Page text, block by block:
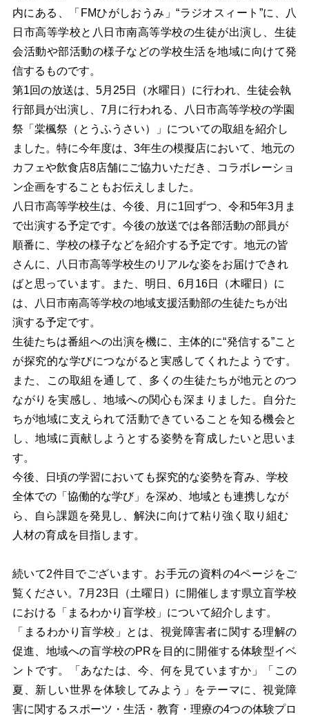
内にある、「FMひがしおうみ」“ラジオスィート”に、八
日市高等学校と八日市南高等学校の生徒が出演し、生徒
会活動や部活動の様子などの学校生活を地域に向けて発
信するものです。
第1回の放送は、5月25日（水曜日）に行われ、生徒会執
行部員が出演し、7月に行われる、八日市高等学校の学園
祭「棠楓祭（とうふうさい）」についての取組を紹介し
ました。特に今年度は、3年生の模擬店において、地元の
カフェや飲食店8店舗にご協力いただき、コラボレーショ
ン企画をすることもお伝えしました。
八日市高等学校生は、今後、月に1回ずつ、令和5年3月ま
で出演する予定です。今後の放送では各部活動の部員が
順番に、学校の様子などを紹介する予定です。地元の皆
さんに、八日市高等学校生のリアルな姿をお届けできれ
ばと思っています。また、明日、6月16日（木曜日）に
は、八日市南高等学校の地域支援活動部の生徒たちが出
演する予定です。
生徒たちは番組への出演を機に、主体的に“発信する”こと
が探究的な学びにつながると実感してくれたようです。
また、この取組を通して、多くの生徒たちが地元とのつ
ながりを実感し、地域への関心も深まりました。自分た
ちが地域に支えられて活動できていることを知る機会と
し、地域に貢献しようとする姿勢を育成したいと思いま
す。
今後、日頃の学習においても探究的な姿勢を育み、学校
全体での「協働的な学び」を深め、地域とも連携しなが
ら、自ら課題を発見し、解決に向けて粘り強く取り組む
人材の育成を目指します。
続いて2件目でございます。お手元の資料の4ページをご
覧ください。7月23日（土曜日）に開催します県立盲学校
における「まるわかり盲学校」について紹介します。
「まるわかり盲学校」とは、視覚障害者に関する理解の
促進、地域への盲学校のPRを目的に開催する体験型イベ
ントです。「あなたは、今、何を見ていますか」「この
夏、新しい世界を体験してみよう」をテーマに、視覚障
害に関するスポーツ・生活・教育・理療の4つの体験プロ